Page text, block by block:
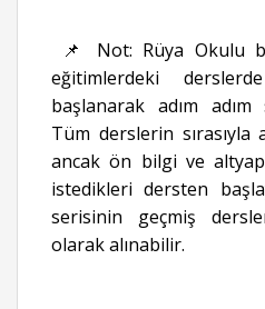
📌 Not: Rüya Okulu
eğitimlerdeki
başlanarak adım
Tüm derslerin sırasıyla
ancak ön bilgi ve
istedikleri dersten
serisinin geçmiş
olarak alınabilir.